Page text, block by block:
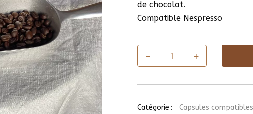
de chocolat.
Compatible Nespresso
-
quantité
de
capsules
+
Catégorie : Capsules compatibles